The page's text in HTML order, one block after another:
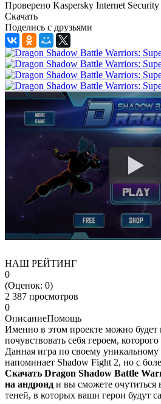
Проверено Kaspersky Internet Security
Скачать
Поделись с друзьями
НАШ РЕЙТИНГ
0
(Оценок: 0)
2 387 просмотров
0
ОписаниеПомощь
Именно в этом проекте можно будет
почувствовать себя героем,
Данная игра по своему
напоминает Shadow Fight 2, но с
Скачать Dragon Shadow Battle
на андроид и вы сможете очутиться
теней, в которых ваши герои будут